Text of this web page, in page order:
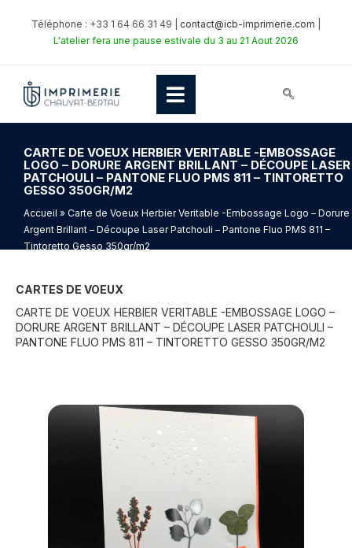
Téléphone : +33 1 64 66 31 49 | contact@icb-imprimerie.com
L'atelier fera une pause estivale du 3 au 21 Aout 2026
CARTE DE VOEUX HERBIER VERITABLE -EMBOSSAGE
LOGO – DORURE ARGENT BRILLANT – DÉCOUPE LASER
PATCHOULI – PANTONE FLUO PMS 811 – TINTORETTO
GESSO 350GR/M2
Accueil » Carte de Voeux Herbier Veritable -Embossage Logo – Dorure
Argent Brillant – Découpe Laser Patchouli – Pantone Fluo PMS 811 –
Tintoretto Gesso 350gr/m2
CARTES DE VOEUX
CARTE DE VOEUX HERBIER VERITABLE -EMBOSSAGE LOGO –
DORURE ARGENT BRILLANT – DÉCOUPE LASER PATCHOULI –
PANTONE FLUO PMS 811 – TINTORETTO GESSO 350GR/M2